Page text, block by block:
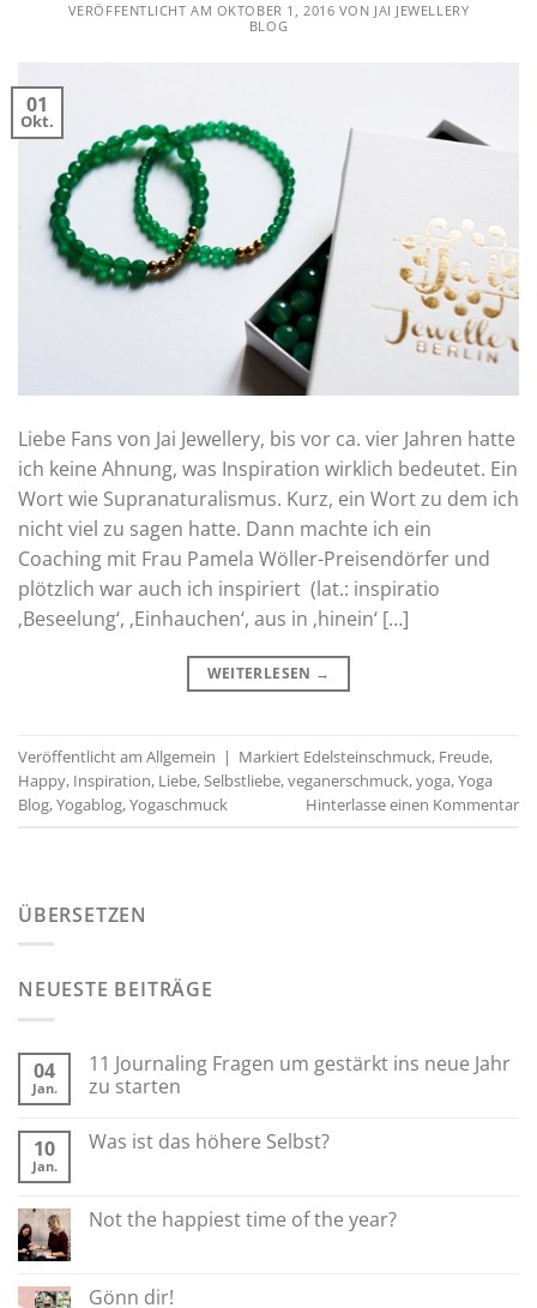
VERÖFFENTLICHT AM OKTOBER 1, 2016 VON JAI JEWELLERY
BLOG
01
Okt.
Liebe Fans von Jai Jewellery, bis vor ca. vier Jahren hatte
ich keine Ahnung, was Inspiration wirklich bedeutet. Ein
Wort wie Supranaturalismus. Kurz, ein Wort zu dem ich
nicht viel zu sagen hatte. Dann machte ich ein
Coaching mit Frau Pamela Wöller-Preisendörfer und
plötzlich war auch ich inspiriert (lat.: inspiratio
‚Beseelung‘, ‚Einhauchen‘, aus in ‚hinein‘ […]
WEITERLESEN →
Veröffentlicht am Allgemein | Markiert Edelsteinschmuck, Freude,
Happy, Inspiration, Liebe,Selbstliebe,veganerschmuck,yoga,Yoga
Blog,Yogablog,Yogaschmuck Hinterlasse einen Kommentar
ÜBERSETZEN
NEUESTE BEITRÄGE
04
Jan.
11 Journaling Fragen um gestärkt ins neue Jahr
zu starten
10
Jan.
Was ist das höhere Selbst?
Not the happiest time of the year?
Gönn dir!